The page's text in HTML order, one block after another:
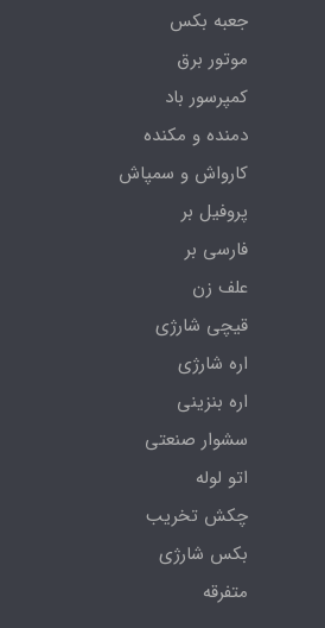
جعبه بکس
موتور برق
کمپرسور باد
دمنده و مکنده
کارواش و سمپاش
پروفیل بر
فارسی بر
علف زن
قیچی شارژی
اره شارژی
اره بنزینی
سشوار صنعتی
اتو لوله
چکش تخریب
بکس شارژی
متفرقه